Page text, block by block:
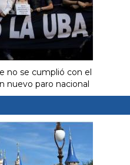
no se cumplió con el
nuevo paro nacional